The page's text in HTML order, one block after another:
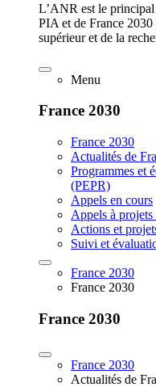
L’ANR est le principal
PIA et de France 2030
supérieur et de la
Menu
France 2030
France 2030
Actualités de
Programmes et
(PEPR)
Appels en cours
Appels à projets
Actions et
Suivi et
France 2030
France 2030
France 2030
France 2030
Actualités de